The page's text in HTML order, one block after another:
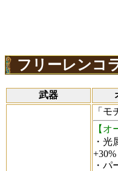
フリーレンコ
武器
「 モ
【オ
・
+30%
・